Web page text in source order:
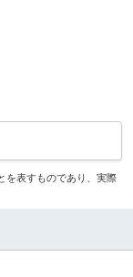
を表すものであり、実際